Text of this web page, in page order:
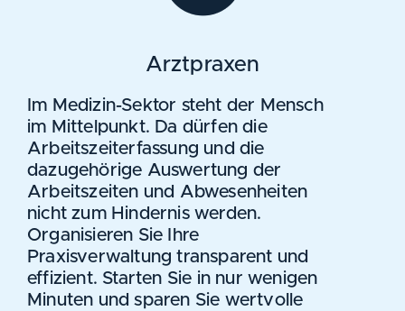
Arztpraxen
Im Medizin-Sektor steht der Mensch
im Mittelpunkt. Da dürfen die
Arbeitszeiterfassung und die
dazugehörige Auswertung der
Arbeitszeiten und Abwesenheiten
nicht zum Hindernis werden.
Organisieren Sie Ihre
Praxisverwaltung transparent und
effizient. Starten Sie in nur wenigen
Minuten und sparen Sie wertvolle